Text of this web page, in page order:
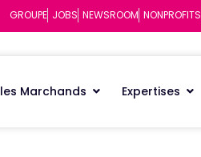
GROUPE JOBS NEWSROOM NONPROFITS
Marchands Expertises